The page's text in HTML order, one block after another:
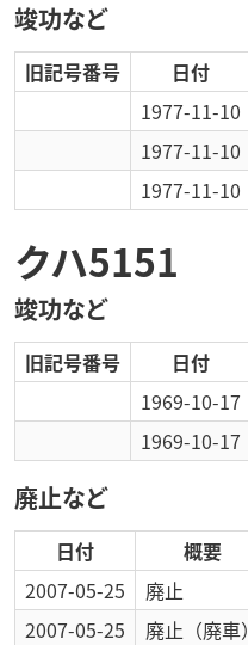
竣功など
旧記号番号 日付
1977-11-10
1977-11-10
1977-11-10
クハ5151
竣功など
旧記号番号 日付
1969-10-17
1969-10-17
廃止など
日付 概要
2007-05-25
廃止
2007-05-25
廃止 （廃車）